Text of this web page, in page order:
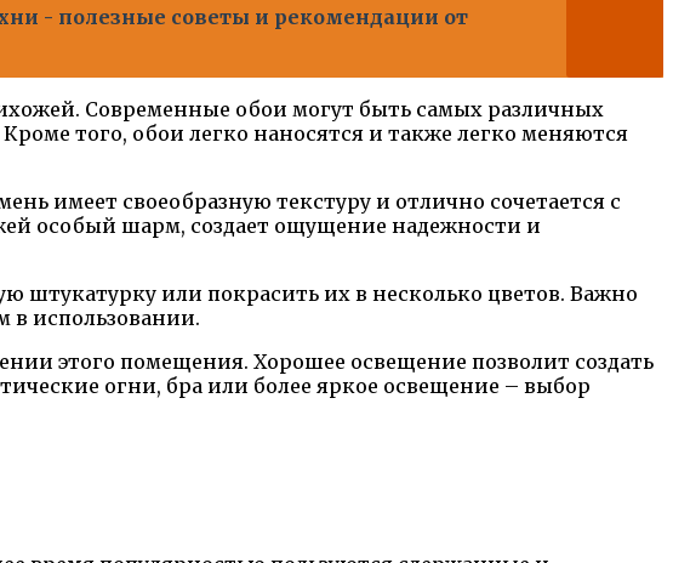
- полезные советы и рекомендации от
Современные обои могут быть самых различных
того, обои легко наносятся и также легко меняются
имеет своеобразную текстуру и отлично сочетается с
особый шарм, создает ощущение надежности и
штукатурку или покрасить их в несколько цветов. Важно
в использовании.
этого помещения. Хорошее освещение позволит создать
огни, бра или более яркое освещение – выбор